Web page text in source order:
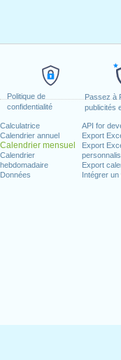
Politique de
confidentialité
Passez à
publicités
Calculatrice
Calendrier annuel
Calendrier mensuel
Calendrier
hebdomadaire
Données
API for
Export
Export
Export
Intégrer un